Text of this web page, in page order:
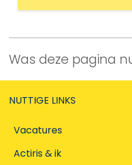
Was deze pagina
NUTTIGE LINKS
Vacatures
Actiris & ik